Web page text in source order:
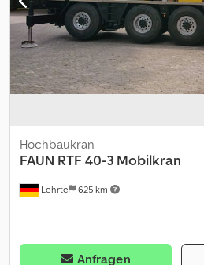
1000Volt Isolation, Bereifung 80%,
Abgestützt 4600mm, Großmögliche
Stellung unter Flur 14 Meter, Max
20 Meter, Max horiz. Reichweite
13,20 Meter, Einsatzbereit
Hums Aprek So wie ich bin
Lehrte 625 km
Hochbaukran
FAUN RTF 40-3 Mobilkran
Anfragen